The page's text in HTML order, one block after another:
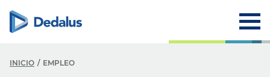
INICIO EMPLEO